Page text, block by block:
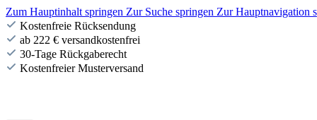
Zum Hauptinhalt springen Zur Suche springen Zur Hauptnavigation
Kostenfreie Rücksendung
ab 222 € versandkostenfrei
30-Tage Rückgaberecht
Kostenfreier Musterversand